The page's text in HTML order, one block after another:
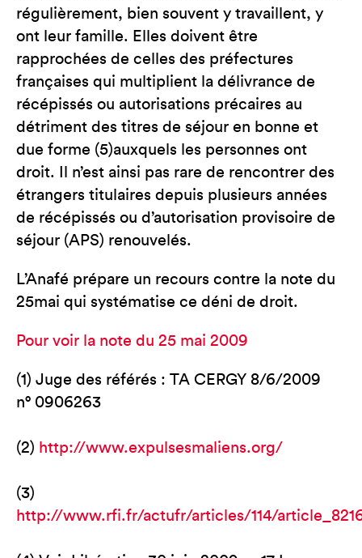
régulièrement, bien souvent y travaillent, y
ont leur famille. Elles doivent être
rapprochées de celles des préfectures
françaises qui multiplient la délivrance de
récépissés ou autorisations précaires au
détriment des titres de séjour en bonne et
due forme (5)auxquels les personnes ont
droit. Il n’est ainsi pas rare de rencontrer des
étrangers titulaires depuis plusieurs années
de récépissés ou d’autorisation provisoire de
séjour (APS) renouvelés.
L’Anafé prépare un recours contre la note du
25mai qui systématise ce déni de droit.
Pour voir la note du 25 mai 2009
(1) Juge des référés : TA CERGY 8/6/2009
n° 0906263
(2) http://www.expulsesmaliens.org/
(3)
http://www.rfi.fr/actufr/articles/114/